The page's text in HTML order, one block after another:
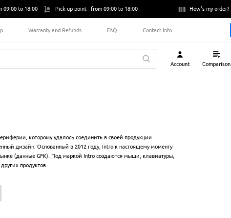
09:00 to 18:00 Pick-up point - from 09:00 to 18:00 How's my order?
Warranty and Refunds FAQ Contact Info
Account Comparison
которому удалось соединить в своей продукции
дизайн. Основанный в 2012 году, Intro к настоящему моменту
(данные GFK). Под маркой Intro создаются мыши, клавиатуры,
продуктов.